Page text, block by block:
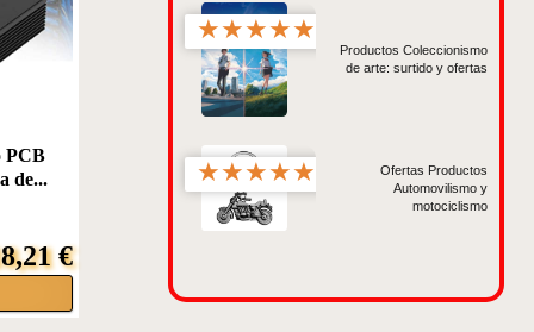
PCB
de...
€
★★★★★
Productos Coleccionismo
de arte: surtido y ofertas
★★★★★
Ofertas Productos
Automovilismo y
motociclismo